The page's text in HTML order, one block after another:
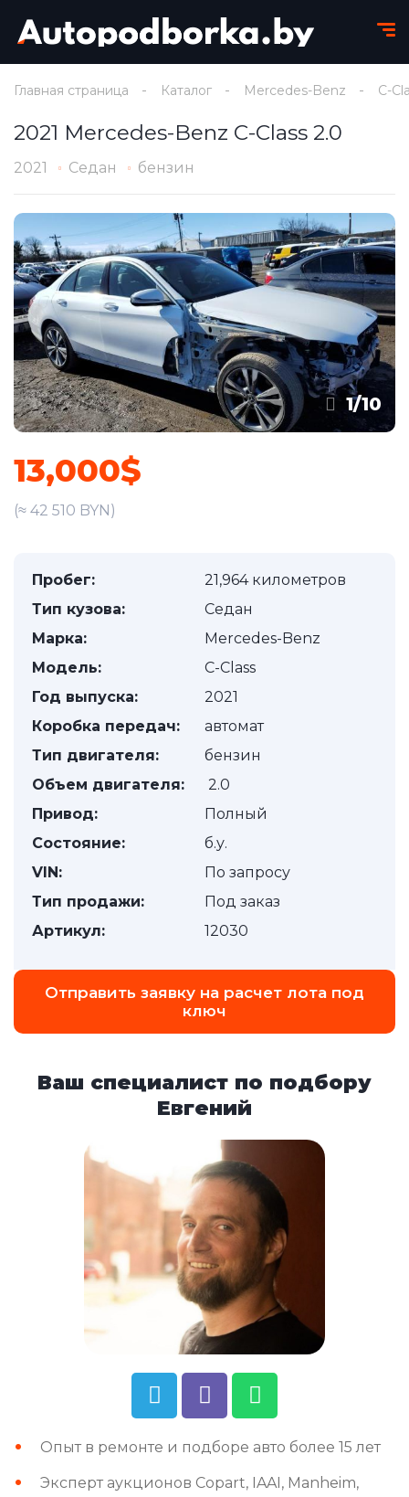
Главная страница Каталог Mercedes-Benz C-
2021 Mercedes-Benz C-Class 2.0
2021 Седан бензин
1/10
13,000$
(≈ 42 510 BYN)
Пробег:
21,964 километров
Тип кузова:
Седан
Марка:
Mercedes-Benz
Модель:
C-Class
Год выпуска:
2021
Коробка передач:
автомат
Тип двигателя:
бензин
Объем двигателя:
2.0
Привод:
Полный
Состояние:
б.у.
VIN:
По запросу
Тип продажи:
Под заказ
Артикул:
12030
Отправить заявку на расчет лота под
ключ
Ваш специалист по подбору
Евгений
Опыт в ремонте и подборе авто более 15 лет
Эксперт аукционов Copart, IAAI, Manheim,